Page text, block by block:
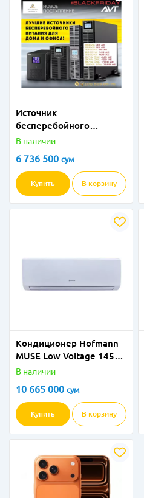
Источник
бесперебойного
питания 3 kVA ONLINE
В наличии
6 736 500 сум
Купить В корзину
Кондиционер Hofmann
MUSE Low Voltage 145V-
265V - 24
В наличии
10 665 000 сум
Купить В корзину